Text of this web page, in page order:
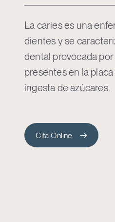
La caries es una
dientes y se
dental provocada
presentes en la
ingesta de azúcares.
Cita Online